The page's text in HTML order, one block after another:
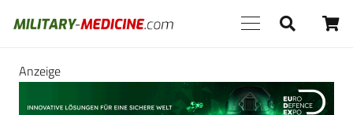
Anzeige